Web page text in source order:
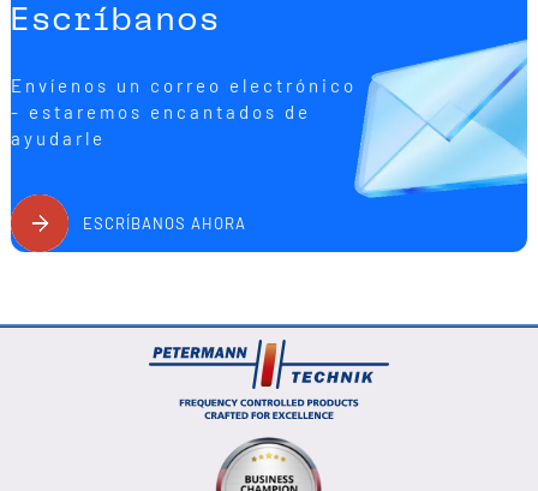
Escríbanos
Envíenos un correo electrónico
- estaremos encantados de
ayudarle
ESCRÍBANOS AHORA